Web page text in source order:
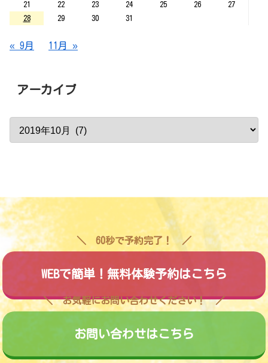
21
22 23 24 25 26
27
28
29 30 31
« 9月 11月 »
アーカイブ
60秒で予約完了！
WEBで簡単！無料体験予約はこちら
お気軽にお問い合わせください！
お問い合わせはこちら